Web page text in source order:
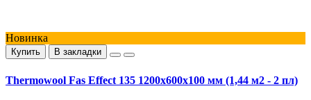
Новинка
Купить В закладки
Thermowool Fas Effect 135 1200x600x100 мм (1,44 м2 - 2 пл)